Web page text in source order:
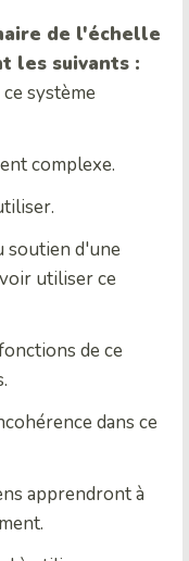
de l'échelle
les suivants :
système
complexe.
soutien d'une
utiliser ce
de ce
dans ce
apprendront à